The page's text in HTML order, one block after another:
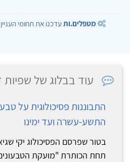
מטפלים.ותעדכנו את תחומי
עוד בבלוג של שפיות
התבוננות פסיכולוגית על
התשע-עשרה ועד ימינו
בטור שפרסם הפסיכולוג יקי
תחת הכותרת "מועקת